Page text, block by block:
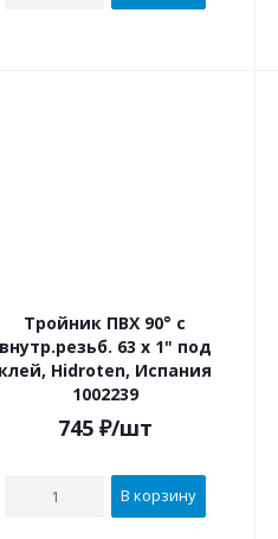
Тройник ПВХ 90° с
внутр.резьб. 63 х 1" под
клей, Hidroten, Испания
1002239
745₽/шт
В корзину